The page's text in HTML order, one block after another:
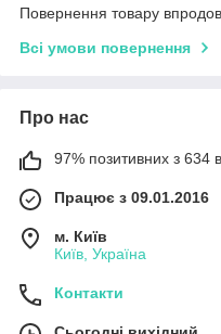
Повернення товару
Всі умови повернення
Про нас
97% позитивних з 634
Працює з 09.01.2016
м. Київ
Київ, Україна
Контакти